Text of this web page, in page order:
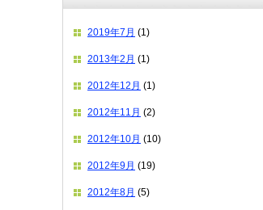
2019年7月 (1)
2013年2月 (1)
2012年12月 (1)
2012年11月 (2)
2012年10月 (10)
2012年9月 (19)
2012年8月 (5)